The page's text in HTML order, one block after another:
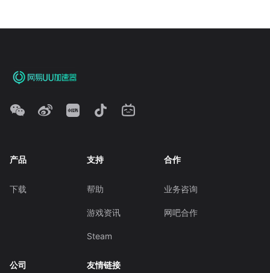
产品
下载
支持
帮助
游戏资讯
Steam
合作
业务咨询
网吧合作
公司 友情链接